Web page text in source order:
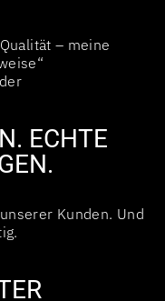
– meine
ECHTE
Kunden. Und